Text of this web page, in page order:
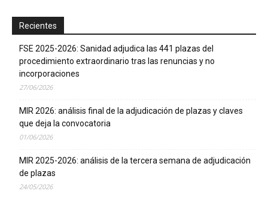
Recientes
FSE 2025-2026: Sanidad adjudica las 441 plazas del
procedimiento extraordinario tras las renuncias y no
incorporaciones
27/06/2026
MIR 2026: análisis final de la adjudicación de plazas y claves
que deja la convocatoria
01/06/2026
MIR 2025-2026: análisis de la tercera semana de adjudicación
de plazas
24/05/2026